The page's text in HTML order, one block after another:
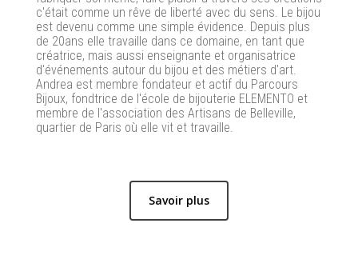
c'était comme un rêve de liberté avec du sens. Le bijou
est devenu comme une simple évidence. Depuis plus
de 20ans elle travaille dans ce domaine, en tant que
créatrice, mais aussi enseignante et organisatrice
d'événements autour du bijou et des métiers d'art.
Andrea est membre fondateur et actif du Parcours
Bijoux, fondtrice de l'école de bijouterie ELEMENTO et
membre de l'association des Artisans de Belleville,
quartier de Paris où elle vit et travaille.
Savoir plus